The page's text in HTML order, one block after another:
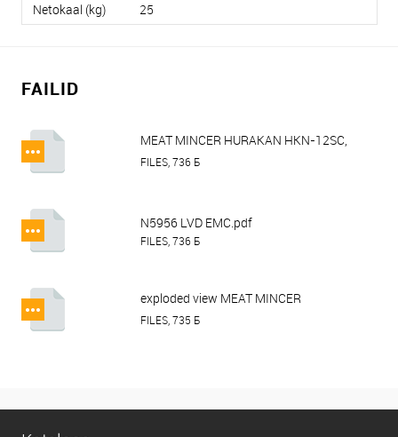
Netokaal (kg)
25
FAILID
MEAT MINCER HURAKAN HKN-12SC,
HKN-12SS, HKN-22SC, HKN-22SS.pdf
FILES, 736 Б
N5956 LVD EMC.pdf
FILES, 736 Б
exploded view MEAT MINCER
HURAKAN HKN-12SS.pdf
FILES, 735 Б